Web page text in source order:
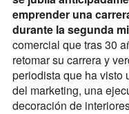
emprender una
durante la segunda
comercial que tras 30
retomar su carrera y
periodista que ha visto
del marketing, una
decoración de